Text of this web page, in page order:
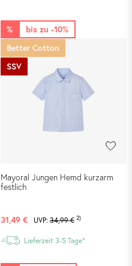
bis zu -10%
%
Better Cotton
SSV
Mayoral Jungen Hemd kurzarm
festlich
31,49 € UVP: 34,99 € 2)
Lieferzeit 3-5 Tage*